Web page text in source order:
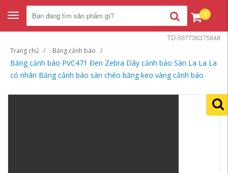
Toggle
navigation
0
Trang chủ Băng cảnh báo
Băng cảnh báo PVC471 Đen Zebra Dây cảnh báo Sàn La La La
có nhãn Băng cảnh báo sàn chéo băng keo vàng cảnh báo
TD-567736375848